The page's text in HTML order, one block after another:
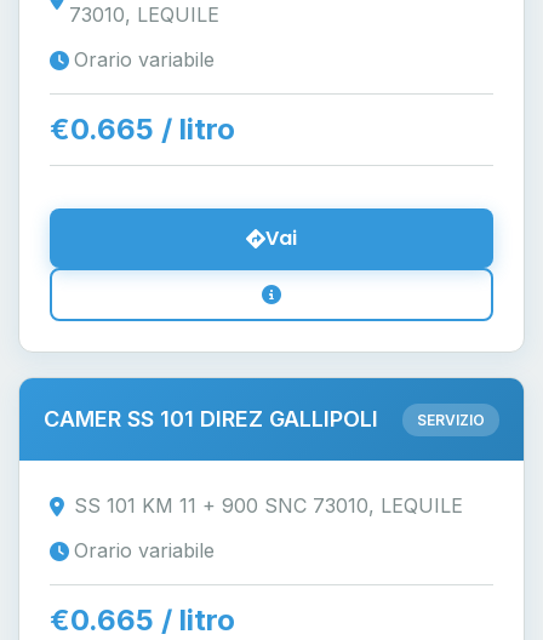
73010, LEQUILE
Orario variabile
€0.665 / litro
Vai
CAMER SS 101 DIREZ GALLIPOLI SERVIZIO
SS 101 KM 11 + 900 SNC 73010, LEQUILE
Orario variabile
€0.665 / litro